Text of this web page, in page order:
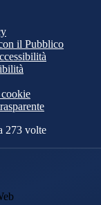
il Pubblico
cookie
273 volte